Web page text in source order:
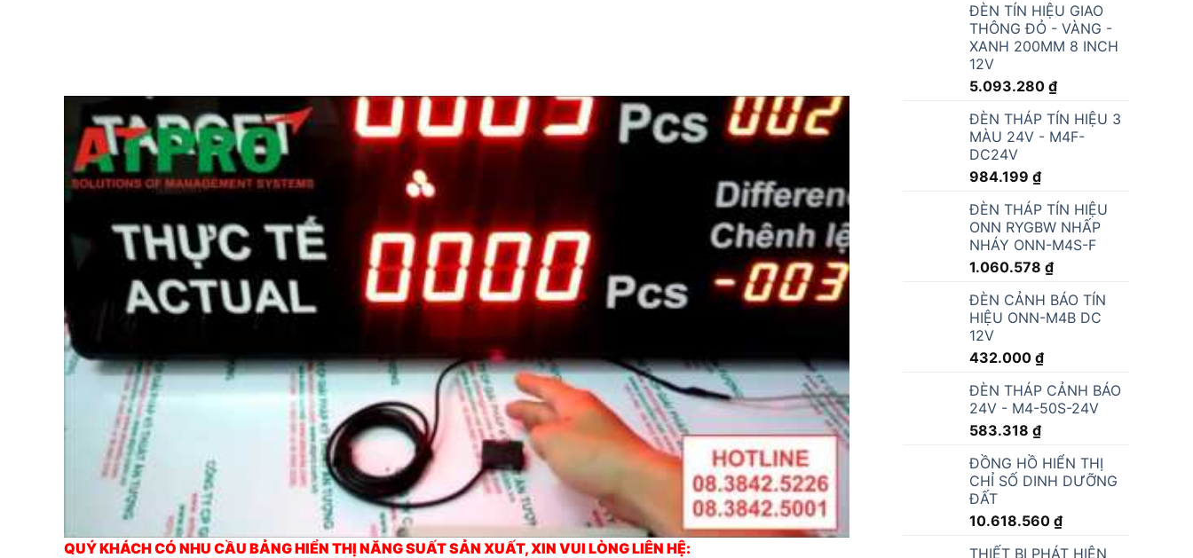
ĐÈN TÍN HIỆU GIAO
THÔNG ĐỎ - VÀNG -
XANH 200MM 8 INCH
12V
5.093.280 ₫
ĐÈN THÁP TÍN HIỆU 3
MÀU 24V - M4F-
DC24V
984.199 ₫
ĐÈN THÁP TÍN HIỆU
ONN RYGBW NHẤP
NHÁY ONN-M4S-F
1.060.578 ₫
ĐÈN CẢNH BÁO TÍN
HIỆU ONN-M4B DC
12V
432.000 ₫
ĐÈN THÁP CẢNH BÁO
24V - M4-50S-24V
583.318 ₫
ĐỒNG HỒ HIỂN THỊ
CHỈ SỐ DINH DƯỠNG
ĐẤT
10.618.560 ₫
THIẾT BỊ PHÁT HIỆN